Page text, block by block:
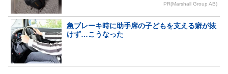
PR(Marshall Group AB)
急ブレーキ時に助手席の子どもを支える癖が抜
けず…こうなった